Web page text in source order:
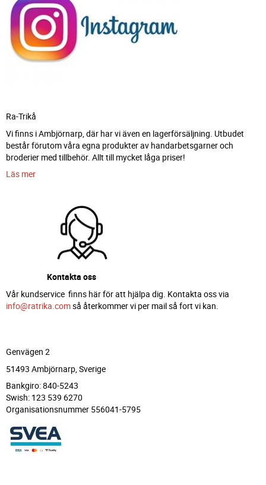
Ra-Trikå
Vi finns i Ambjörnarp, där har vi även en lagerförsäljning. Utbudet
består förutom våra egna produkter av handarbetsgarner och
broderier med tillbehör. Allt till mycket låga priser!
Läs mer
Kontakta oss
Vår kundservice finns här för att hjälpa dig. Kontakta oss via
info@ratrika.comså återkommer vi per mail så fort vi kan.
Genvägen 2
51493 Ambjörnarp, Sverige
Bankgiro: 840-5243
Swish: 123 539 6270
Organisationsnummer 556041-5795